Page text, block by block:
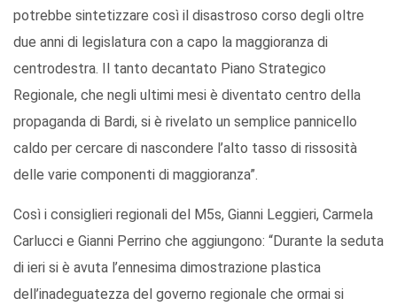
potrebbe sintetizzare così il disastroso corso degli oltre
due anni di legislatura con a capo la maggioranza di
centrodestra. Il tanto decantato Piano Strategico
Regionale, che negli ultimi mesi è diventato centro della
propaganda di Bardi, si è rivelato un semplice pannicello
caldo per cercare di nascondere l’alto tasso di rissosità
delle varie componenti di maggioranza”.
Così i consiglieri regionali del M5s, Gianni Leggieri, Carmela
Carlucci e Gianni Perrino che aggiungono: “Durante la seduta
di ieri si è avuta l’ennesima dimostrazione plastica
dell’inadeguatezza del governo regionale che ormai si